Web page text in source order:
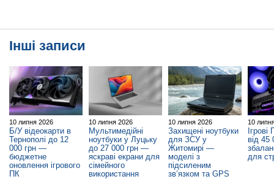
Інші записи
10 липня 2026
Б/У відеокарти в
Тернополі до 12
000 грн —
бюджетне
оновлення ігрового
ПК
10 липня 2026
Мультимедійні
ноутбуки у Луцьку
до 27 000 грн —
яскраві екрани для
сімейного
використання
10 липня 2026
Захищені ноутбуки
для ЗСУ у
Житомирі —
моделі з
підсиленим
зв’язком та GPS
10
від
для